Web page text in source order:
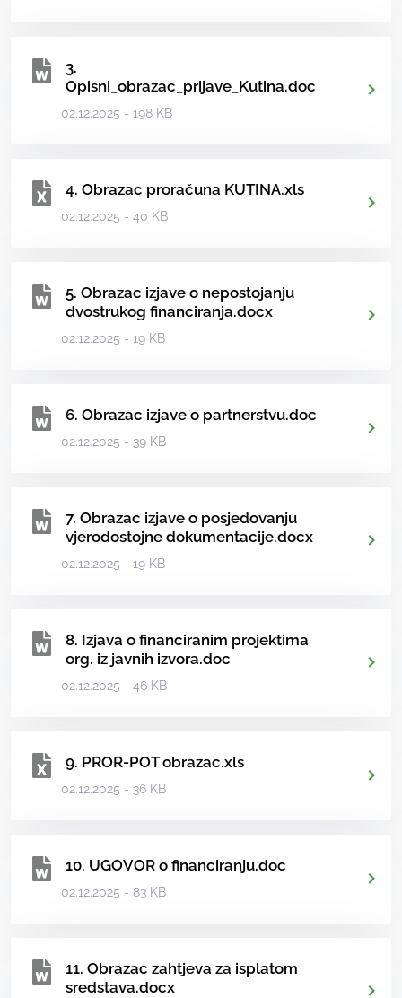
3.
Opisni_obrazac_prijave_Kutina.doc
02.12.2025 - 198 KB
4. Obrazac proračuna KUTINA.xls
02.12.2025 - 40 KB
5. Obrazac izjave o nepostojanju
dvostrukog financiranja.docx
02.12.2025 - 19 KB
6. Obrazac izjave o partnerstvu.doc
02.12.2025 - 39 KB
7. Obrazac izjave o posjedovanju
vjerodostojne dokumentacije.docx
02.12.2025 - 19 KB
8. Izjava o financiranim projektima
org. iz javnih izvora.doc
02.12.2025 - 46 KB
9. PROR-POT obrazac.xls
02.12.2025 - 36 KB
10. UGOVOR o financiranju.doc
02.12.2025 - 83 KB
11. Obrazac zahtjeva za isplatom
sredstava.docx